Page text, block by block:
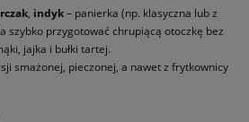
, indyk– panierka (np. klasyczna lub z
szybko przygotować chrupiącą otoczkę bez
jajka i bułki tartej.
smażonej, pieczonej, a nawet z frytkownicy